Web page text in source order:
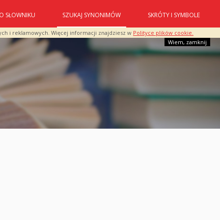
i reklamowych. Więcej informacji znajdziesz w Polityce plików cookie.
Wiem, zamknij
O SŁOWNIKU SZUKAJ SYNONIMÓW SKRÓTY I SYMBOLE